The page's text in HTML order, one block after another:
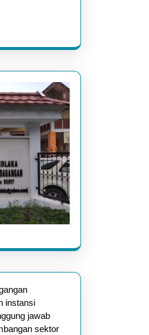
instansi
jawab
sektor